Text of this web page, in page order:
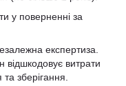
у поверненні за
експертиза.
витрати
зберігання.